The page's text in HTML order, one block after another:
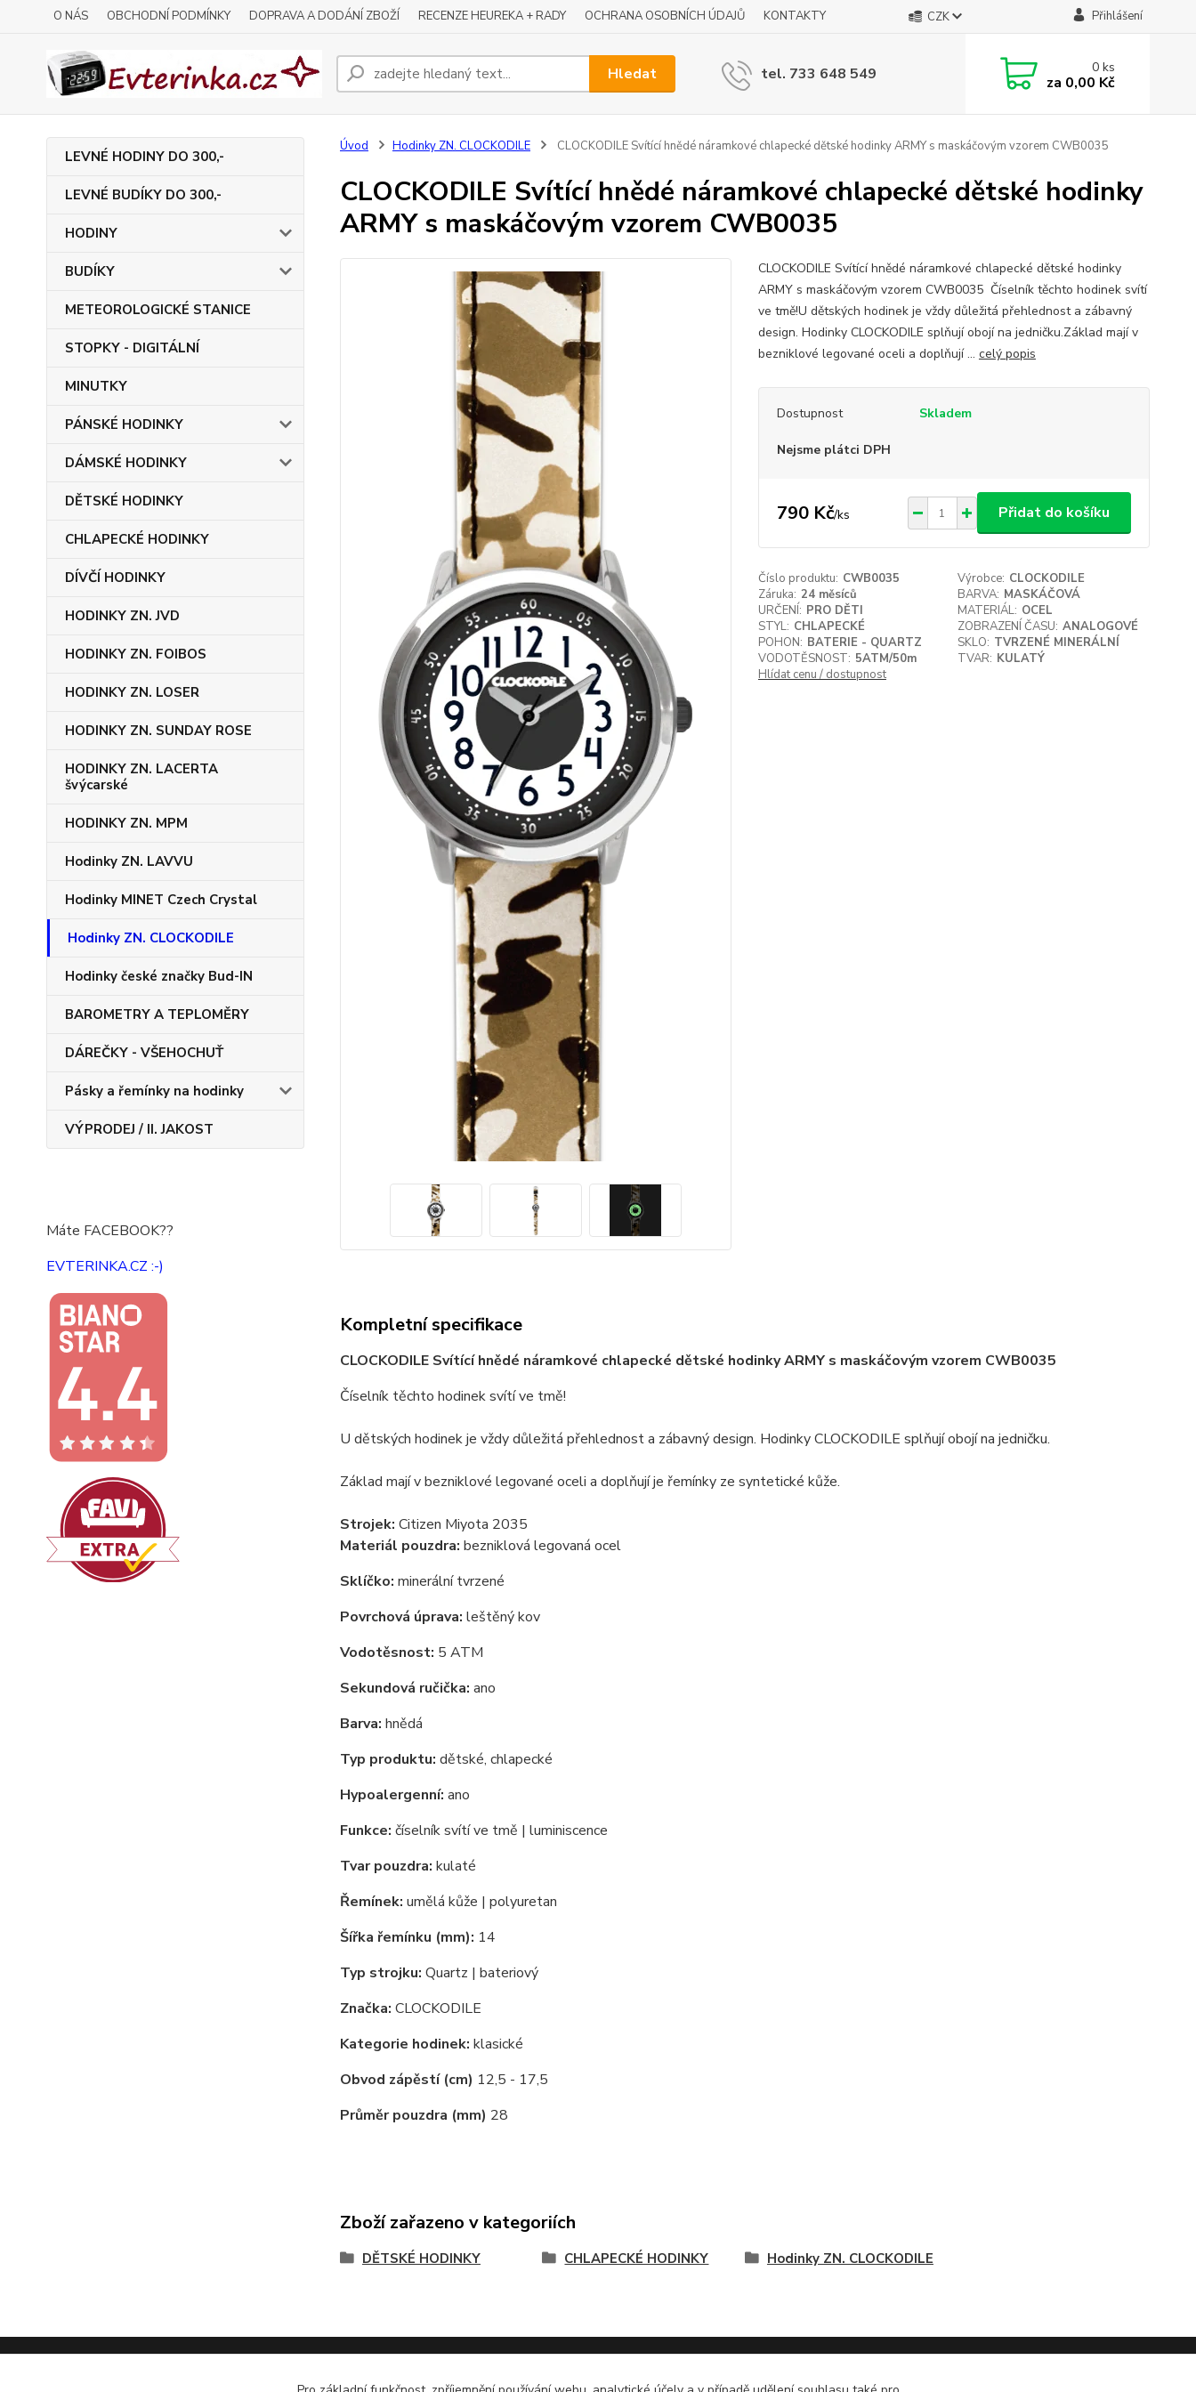
O NÁS OBCHODNÍ PODMÍNKY DOPRAVA A DODÁNÍ ZBOŽÍ RECENZE HEUREKA + RADY OCHRANA OSOBNÍCH ÚDAJŮ KONTAKTY CZK Přihlášení
Hledat tel. 733 648 549 0ks
za 0,00 Kč
LEVNÉ HODINY DO 300,-
LEVNÉ BUDÍKY DO 300,-
HODINY
BUDÍKY
METEOROLOGICKÉ STANICE
STOPKY - DIGITÁLNÍ
MINUTKY
PÁNSKÉ HODINKY
DÁMSKÉ HODINKY
DĚTSKÉ HODINKY
CHLAPECKÉ HODINKY
DÍVČÍ HODINKY
HODINKY ZN. JVD
HODINKY ZN. FOIBOS
HODINKY ZN. LOSER
HODINKY ZN. SUNDAY ROSE
HODINKY ZN. LACERTA
švýcarské
HODINKY ZN. MPM
Hodinky ZN. LAVVU
Hodinky MINET Czech Crystal
Hodinky ZN. CLOCKODILE
Hodinky české značky Bud-IN
BAROMETRY A TEPLOMĚRY
DÁREČKY - VŠEHOCHUŤ
Pásky a řemínky na hodinky
VÝPRODEJ / II. JAKOST
Máte FACEBOOK??
EVTERINKA.CZ :-)
Úvod Hodinky ZN. CLOCKODILE CLOCKODILE Svítící hnědé náramkové chlapecké dětské hodinky ARMY s maskáčovým vzorem CWB0035
CLOCKODILE Svítící hnědé náramkové chlapecké dětské hodinky
ARMY s maskáčovým vzorem CWB0035
CLOCKODILE Svítící hnědé náramkové chlapecké dětské hodinky
ARMY s maskáčovým vzorem CWB0035 Číselník těchto hodinek svítí
ve tmě!U dětských hodinek je vždy důležitá přehlednost a zábavný
design. Hodinky CLOCKODILE splňují obojí na jedničku.Základ mají v
bezniklové legované oceli a doplňují ... celý popis
Dostupnost Skladem
Nejsme plátci DPH
790 Kč/ks Přidat do košíku
Číslo produktu: CWB0035 Výrobce: CLOCKODILE
Záruka: 24 měsíců BARVA: MASKÁČOVÁ
URČENÍ: PRO DĚTI MATERIÁL: OCEL
STYL: CHLAPECKÉ ZOBRAZENÍ ČASU: ANALOGOVÉ
POHON: BATERIE - QUARTZ SKLO: TVRZENÉ MINERÁLNÍ
VODOTĚSNOST: 5ATM/50m TVAR: KULATÝ
Hlídat cenu / dostupnost
Kompletní specifikace
CLOCKODILE Svítící hnědé náramkové chlapecké dětské hodinky ARMY s maskáčovým vzorem CWB0035
Číselník těchto hodinek svítí ve tmě!
U dětských hodinek je vždy důležitá přehlednost a zábavný design. Hodinky CLOCKODILE splňují obojí na jedničku.
Základ mají v bezniklové legované oceli a doplňují je řemínky ze syntetické kůže.
Strojek: Citizen Miyota 2035
Materiál pouzdra: bezniklová legovaná ocel
Sklíčko: minerální tvrzené
Povrchová úprava: leštěný kov
Vodotěsnost: 5 ATM
Sekundová ručička: ano
Barva: hnědá
Typ produktu: dětské, chlapecké
Hypoalergenní: ano
Funkce: číselník svítí ve tmě | luminiscence
Tvar pouzdra: kulaté
Řemínek: umělá kůže | polyuretan
Šířka řemínku (mm): 14
Typ strojku: Quartz | bateriový
Značka: CLOCKODILE
Kategorie hodinek: klasické
Obvod zápěstí (cm) 12,5 - 17,5
Průměr pouzdra (mm) 28
Zboží zařazeno v kategoriích
DĚTSKÉ HODINKY CHLAPECKÉ HODINKY Hodinky ZN. CLOCKODILE